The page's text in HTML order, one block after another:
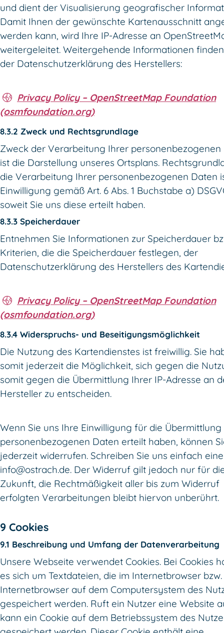
und dient der Visualisierung geografischer
Damit Ihnen der gewünschte Kartenausschnitt
werden kann, wird Ihre IP-Adresse an
weitergeleitet. Weitergehende Informationen
der Datenschutzerklärung des Herstellers:
Privacy Policy – OpenStreetMap Foundation
(osmfoundation.org)
8.3.2 Zweck und Rechtsgrundlage
Zweck der Verarbeitung Ihrer personenbezogenen
ist die Darstellung unseres Ortsplans.
die Verarbeitung Ihrer personenbezogenen Daten
Einwilligung gemäß Art. 6 Abs. 1 Buchstabe a)
soweit Sie uns diese erteilt haben.
8.3.3 Speicherdauer
Entnehmen Sie Informationen zur Speicherdauer
Kriterien, die die Speicherdauer festlegen, der
Datenschutzerklärung des Herstellers des
Privacy Policy – OpenStreetMap Foundation
(osmfoundation.org)
8.3.4 Widerspruchs- und Beseitigungsmöglichkeit
Die Nutzung des Kartendienstes ist freiwillig. Sie
somit jederzeit die Möglichkeit, sich gegen die
somit gegen die Übermittlung Ihrer IP-Adresse an
Hersteller zu entscheiden.
Wenn Sie uns Ihre Einwilligung für die
personenbezogenen Daten erteilt haben, können
jederzeit widerrufen. Schreiben Sie uns einfach
info@ostrach.de. Der Widerruf gilt jedoch nur für
Zukunft, die Rechtmäßigkeit aller bis zum Widerruf
erfolgten Verarbeitungen bleibt hiervon unberührt.
9 Cookies
9.1 Beschreibung und Umfang der Datenverarbeitung
Unsere Webseite verwendet Cookies. Bei Cookies
es sich um Textdateien, die im Internetbrowser
Internetbrowser auf dem Computersystem des
gespeichert werden. Ruft ein Nutzer eine Website
kann ein Cookie auf dem Betriebssystem des